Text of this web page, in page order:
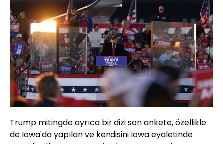
Trump mitingde ayrıca bir dizi son ankete, özellikle
de Iowa'da yapılan ve kendisini Iowa eyaletinde